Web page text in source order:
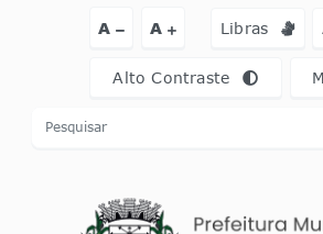
Ir para o conteúdo [alt+1] Ir para o
A A Libras
Alto Contraste